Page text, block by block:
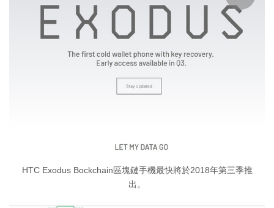
HTC Exodus Bockchain區塊鏈手機最快將於2018年第三季推
出。